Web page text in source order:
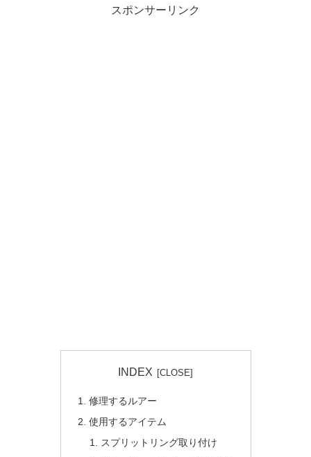
スポンサーリンク
INDEX
修理するルアー
使用するアイテム
スプリットリング取り付け